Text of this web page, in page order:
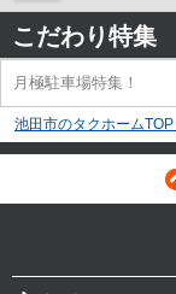
こだわり特集
月極駐車場特集！
池田市のタクホームTOP